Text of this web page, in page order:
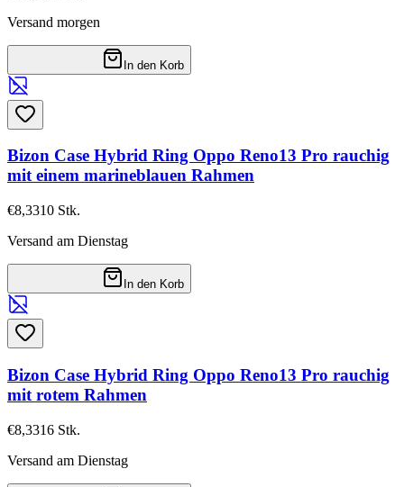
Versand morgen
In den Korb
Bizon Case Hybrid Ring Oppo Reno13 Pro rauchig
mit einem marineblauen Rahmen
€8,3310 Stk.
Versand am Dienstag
In den Korb
Bizon Case Hybrid Ring Oppo Reno13 Pro rauchig
mit rotem Rahmen
€8,3316 Stk.
Versand am Dienstag